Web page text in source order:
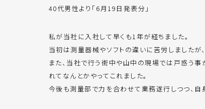
40代男性より「6月19日発表分」
私が当社に入社して早くも1年が経ちました。
当初は測量器械やソフトの違いに苦労しましたが
また、当社で行う街中や山中の現場では戸惑う
れてなんとかやってこれました。
今後も測量部で力を合わせて業務遂行しつつ、自